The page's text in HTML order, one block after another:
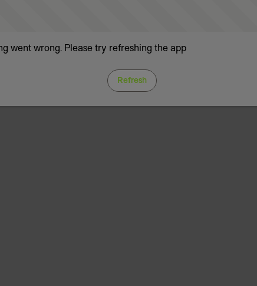
went wrong. Please try refreshing the app
Refresh